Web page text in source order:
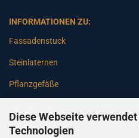
Diese Webseite
Technologien
INFORMATIONEN ZU:
Fassadenstuck
Steinlaternen
Pflanzgefäße
Gartenbänke